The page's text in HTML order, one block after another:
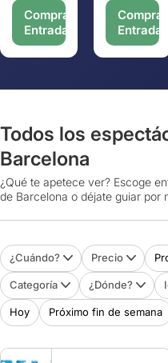
Comprar
Entradas
Comprar
Entradas
Todos los
Barcelona
¿Qué te apetece ver? Escoge
de Barcelona o déjate guiar por
¿Cuándo? Precio
Categoría ¿Dónde?
Hoy Próximo fin de semana